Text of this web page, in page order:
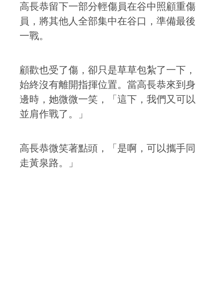
高長恭留下一部分輕傷員在谷中照顧重傷
員，將其他人全部集中在谷口，準備最後
一戰。
顧歡也受了傷，卻只是草草包紮了一下，
始終沒有離開指揮位置。當高長恭來到身
邊時，她微微一笑，「這下，我們又可以
並肩作戰了。」
高長恭微笑著點頭，「是啊，可以攜手同
走黃泉路。」